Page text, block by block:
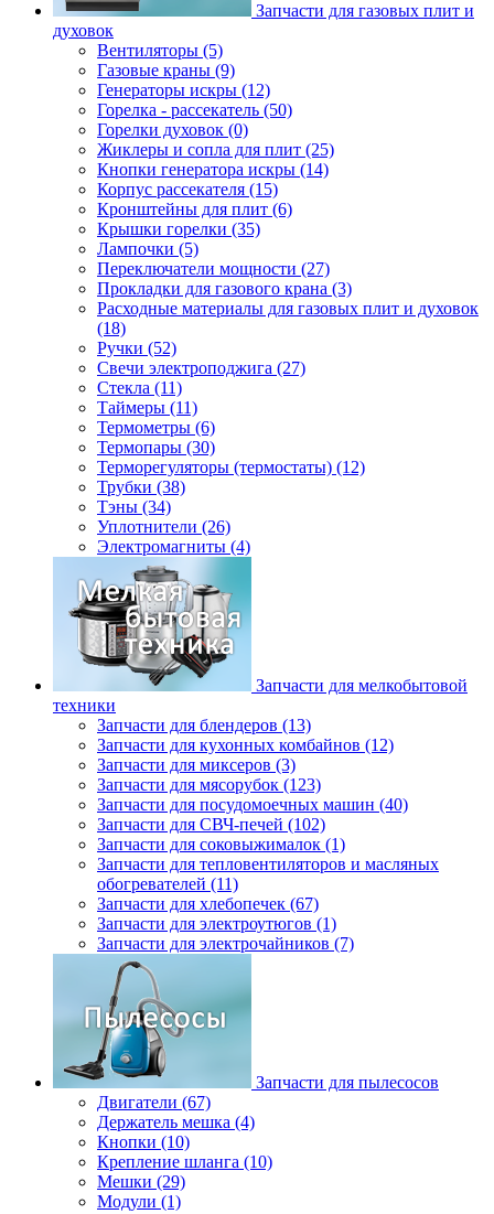
Запчасти для газовых плит и
духовок
Вентиляторы (5)
Газовые краны (9)
Генераторы искры (12)
Горелка - рассекатель (50)
Горелки духовок (0)
Жиклеры и сопла для плит (25)
Кнопки генератора искры (14)
Корпус рассекателя (15)
Кронштейны для плит (6)
Крышки горелки (35)
Лампочки (5)
Переключатели мощности (27)
Прокладки для газового крана (3)
Расходные материалы для газовых плит и духовок
(18)
Ручки (52)
Свечи электроподжига (27)
Стекла (11)
Таймеры (11)
Термометры (6)
Термопары (30)
Терморегуляторы (термостаты) (12)
Трубки (38)
Тэны (34)
Уплотнители (26)
Электромагниты (4)
Запчасти для мелкобытовой
техники
Запчасти для блендеров (13)
Запчасти для кухонных комбайнов (12)
Запчасти для миксеров (3)
Запчасти для мясорубок (123)
Запчасти для посудомоечных машин (40)
Запчасти для СВЧ-печей (102)
Запчасти для соковыжималок (1)
Запчасти для тепловентиляторов и масляных
обогревателей (11)
Запчасти для хлебопечек (67)
Запчасти для электроутюгов (1)
Запчасти для электрочайников (7)
Запчасти для пылесосов
Двигатели (67)
Держатель мешка (4)
Кнопки (10)
Крепление шланга (10)
Мешки (29)
Модули (1)